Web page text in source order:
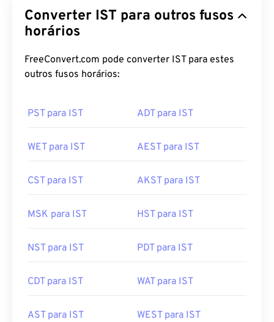
Converter IST para outros fusos
horários
FreeConvert.com pode converter IST para estes
outros fusos horários:
PST para IST ADT para IST
WET para IST AEST para IST
CST para IST AKST para IST
MSK para IST HST para IST
NST para IST PDT para IST
CDT para IST WAT para IST
AST para IST WEST para IST